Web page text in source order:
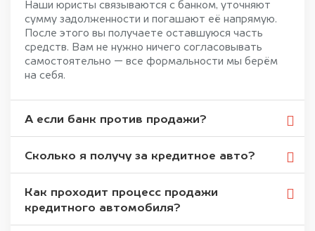
Наши юристы связываются с банком, уточняют
сумму задолженности и погашают её напрямую.
После этого вы получаете оставшуюся часть
средств. Вам не нужно ничего согласовывать
самостоятельно — все формальности мы берём
на себя.
А если банк против продажи?
Сколько я получу за кредитное авто?
Как проходит процесс продажи
кредитного автомобиля?